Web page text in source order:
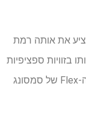
את אותה רמת
בזוויות ספציפיות
לא קל כמו פעם. אז אלו מכם שניצלו את מצב ה-Flex של סמסונג